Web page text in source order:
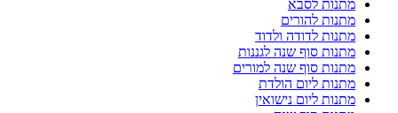
מתנות לסבא
מתנות להורים
מתנות לדודה ולדוד
מתנות סוף שנה לגננות
מתנות סוף שנה למורים
מתנות ליום הולדת
מתנות ליום נישואין